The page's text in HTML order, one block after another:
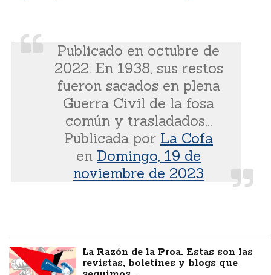
Publicado en octubre de
2022. En 1938, sus restos
fueron sacados en plena
Guerra Civil de la fosa
común y trasladados...
Publicada por La Cofa
en Domingo, 19 de
noviembre de 2023
La Razón de la Proa. Estas son las
revistas, boletines y blogs que